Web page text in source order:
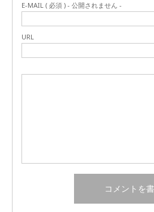
E-MAIL ( 必須 ) - 公開されません -
URL